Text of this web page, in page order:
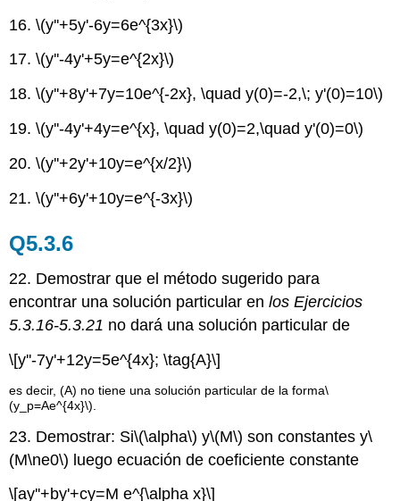
16.\(y''+5y'-6y=6e^{3x}\)
17.\(y''-4y'+5y=e^{2x}\)
18.\(y''+8y'+7y=10e^{-2x}, \quad y(0)=-2,\; y'(0)=10\)
19.\(y''-4y'+4y=e^{x}, \quad y(0)=2,\quad y'(0)=0\)
20.\(y''+2y'+10y=e^{x/2}\)
21.\(y''+6y'+10y=e^{-3x}\)
Q5.3.6
22. Demostrar que el método sugerido para
encontrar una solución particular enlos Ejercicios
5.3.16-5.3.21 no dará una solución particular de
\[y''-7y'+12y=5e^{4x}; \tag{A}\]
es decir, (A) no tiene una solución particular de la forma\
(y_p=Ae^{4x}\)
23. Demostrar: Si\(\alpha\) y\(M\) son constantes y\
(M\ne0\) luego ecuación de coeficiente constante
\[ay''+by'+cy=M e^{\alpha x}\]